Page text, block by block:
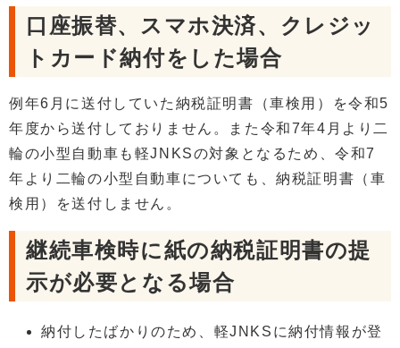
口座振替、スマホ決済、クレジッ
トカード納付をした場合
例年6月に送付していた納税証明書（車検用）を令和5
年度から送付しておりません。また令和7年4月より二
輪の小型自動車も軽JNKSの対象となるため、令和7
年より二輪の小型自動車についても、納税証明書（車
検用）を送付しません。
継続車検時に紙の納税証明書の提
示が必要となる場合
納付したばかりのため、軽JNKSに納付情報が登